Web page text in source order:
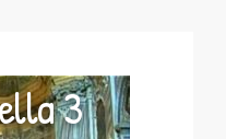
3